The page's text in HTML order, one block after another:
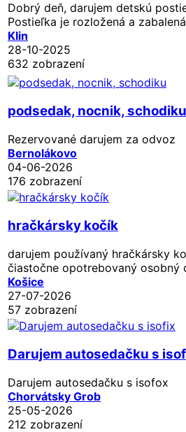
Dobrý deň, darujem detskú
Postieľka je rozložená a
Klin
28-10-2025
632 zobrazení
podsedak, nocnik, schodiku
Rezervované darujem za odvoz
Bernolákovo
04-06-2026
176 zobrazení
hračkársky kočík
darujem používaný hračkársky
čiastočne opotrebovaný osobný
Košice
27-07-2026
57 zobrazení
Darujem autosedačku s
Darujem autosedačku s isofox
Chorvátsky Grob
25-05-2026
212 zobrazení